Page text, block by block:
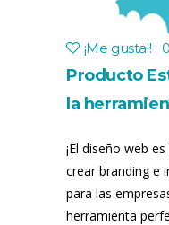
¡Me gusta!! 0
Producto
la
¡El diseño web
crear branding e
para las
herramienta